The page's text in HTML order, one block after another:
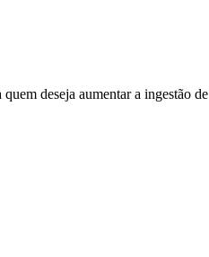
quem deseja aumentar a ingestão